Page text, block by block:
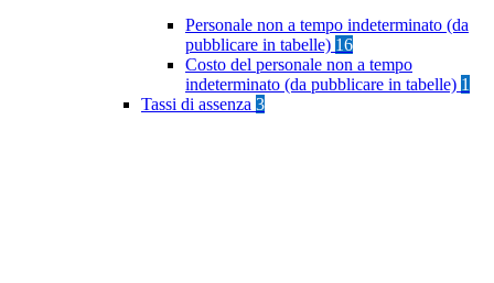
Personale non a tempo indeterminato (da
pubblicare in tabelle) 16
Costo del personale non a tempo
indeterminato (da pubblicare in tabelle) 1
Tassi di assenza 3